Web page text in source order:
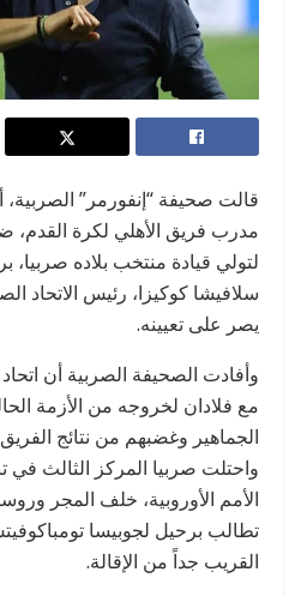
قالت صحيفة “إنفورمر” الصربية،
مدرب فريق الأهلي لكرة القدم،
لتولي قيادة منتخب بلاده
سلافيشا كوكيزا، رئيس الاتحاد
يصر على تعيينه.
وأفادت الصحيفة الصربية أن
مع فلادان لخروجه من الأزمة
الجماهير وغضبهم من نتائج
واحتلت صربيا المركز الثالث
الأمم الأوروبية، خلف المجر
تطالب برحيل لجوبيسا
القريب جداً من الإقالة.